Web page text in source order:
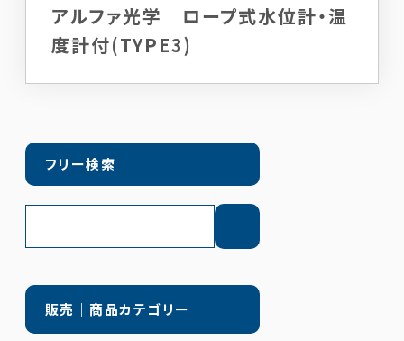
フリー検索
販売｜商品カテゴリー
アルファ光学 ロープ式水位計・温
度計付(TYPE3)